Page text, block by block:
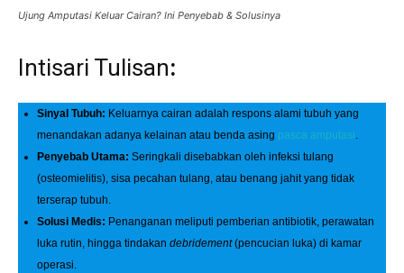
Ujung Amputasi Keluar Cairan? Ini Penyebab & Solusinya
Intisari Tulisan:
Sinyal Tubuh: Keluarnya cairan adalah respons alami tubuh yang
menandakan adanya kelainan atau benda asing pasca amputasi.
Penyebab Utama: Seringkali disebabkan oleh infeksi tulang
(osteomielitis), sisa pecahan tulang, atau benang jahit yang tidak
terserap tubuh.
Solusi Medis: Penanganan meliputi pemberian antibiotik, perawatan
luka rutin, hingga tindakan debridement(pencucian luka) di kamar
operasi.